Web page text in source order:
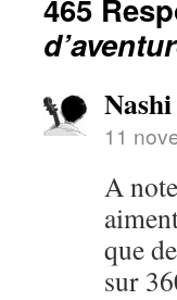
465
Nashi
11
A
que
sur